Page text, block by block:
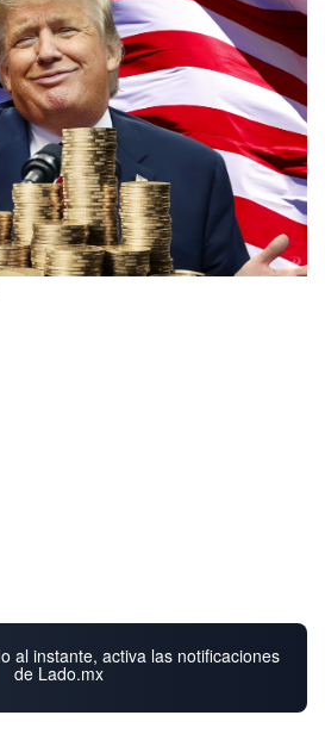
al instante, activa las notificaciones
de Lado.mx